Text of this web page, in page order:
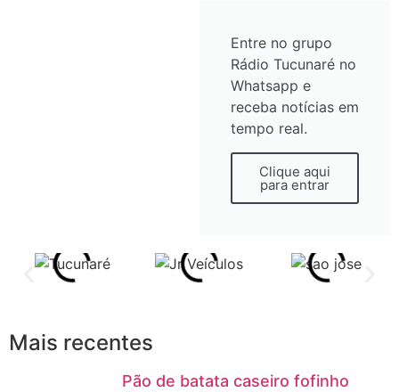
Entre no grupo
Rádio Tucunaré no
Whatsapp e
receba notícias em
tempo real.
Clique aqui
para entrar
Mais recentes
Pão de batata caseiro fofinho